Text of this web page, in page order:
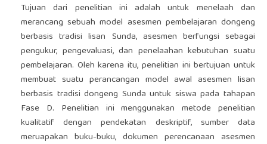
Tujuan dari penelitian ini adalah untuk menelaah dan
merancang sebuah model asesmen pembelajaran dongeng
berbasis tradisi lisan Sunda, asesmen berfungsi sebagai
pengukur, pengevaluasi, dan penelaahan kebutuhan suatu
pembelajaran. Oleh karena itu, penelitian ini bertujuan untuk
membuat suatu perancangan model awal asesmen lisan
berbasis tradisi dongeng Sunda untuk siswa pada tahapan
Fase D. Penelitian ini menggunakan metode penelitian
kualitatif dengan pendekatan deskriptif, sumber data
meruapakan buku-buku, dokumen perencanaan asesmen